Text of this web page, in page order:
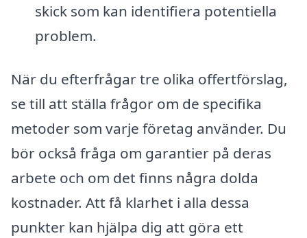
skick som kan identifiera potentiella
problem.
När du efterfrågar tre olika offertförslag,
se till att ställa frågor om de specifika
metoder som varje företag använder. Du
bör också fråga om garantier på deras
arbete och om det finns några dolda
kostnader. Att få klarhet i alla dessa
punkter kan hjälpa dig att göra ett